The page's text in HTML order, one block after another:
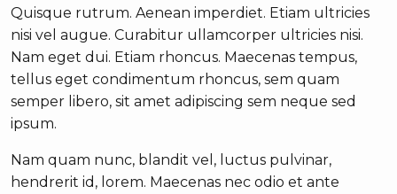
Quisque rutrum. Aenean imperdiet. Etiam ultricies
nisi vel augue. Curabitur ullamcorper ultricies nisi.
Nam eget dui. Etiam rhoncus. Maecenas tempus,
tellus eget condimentum rhoncus, sem quam
semper libero, sit amet adipiscing sem neque sed
ipsum.
Nam quam nunc, blandit vel, luctus pulvinar,
hendrerit id, lorem. Maecenas nec odio et ante